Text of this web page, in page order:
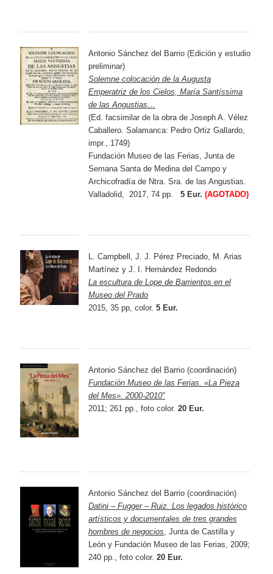
Antonio Sánchez del Barrio (Edición y estudio
preliminar)
Solemne colocación de la Augusta
Emperatriz de los Cielos, María Santíssima
de las Angustias…
(Ed. facsimilar de la obra de Joseph A. Vélez
Caballero. Salamanca: Pedro Ortiz Gallardo,
impr., 1749)
Fundación Museo de las Ferias, Junta de
Semana Santa de Medina del Campo y
Archicofradía de Ntra. Sra. de las Angustias.
Valladolid, 2017, 74 pp. 5 Eur. (AGOTADO)
L. Campbell, J. J. Pérez Preciado, M. Arias
Martínez y J. I. Hernández Redondo
La escultura de Lope de Barrientos en el
Museo del Prado
2015, 35 pp, color. 5 Eur.
Antonio Sánchez del Barrio (coordinación)
Fundación Museo de las Ferias. «La Pieza
del Mes». 2000-2010″
2011; 261 pp., foto color. 20 Eur.
Antonio Sánchez del Barrio (coordinación)
Datini – Fugger – Ruiz. Los legados histórico
artísticos y documentales de tres grandes
hombres de negocios, Junta de Castilla y
León y Fundación Museo de las Ferias, 2009;
240 pp., foto color. 20 Eur.